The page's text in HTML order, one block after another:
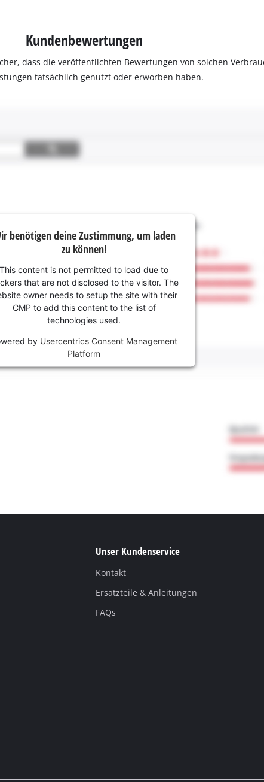
Kundenbewertungen
dass die veröffentlichten Bewertungen von solchen
tatsächlich genutzt oder erworben haben.
benötigen deine Zustimmung, um laden
zu können!
This content is not permitted to load due to
that are not disclosed to the visitor. The
owner needs to setup the site with their
CMP to add this content to the list of
technologies used.
by Usercentrics Consent Management
Platform
Unser Kundenservice
Kontakt
Ersatzteile & Anleitungen
FAQs